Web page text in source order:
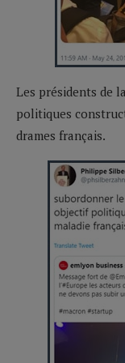
Les présidents de
politiques
drames français.